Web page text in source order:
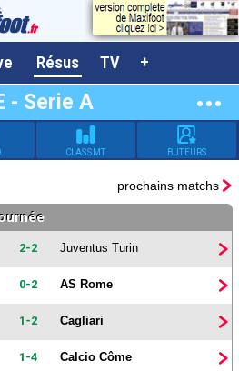
Résus TV +
- Serie A
CLASSMT BUTEURS
prochains matchs
2-2 Juventus Turin
0-2 AS Rome
1-2 Cagliari
1-4 Calcio Côme